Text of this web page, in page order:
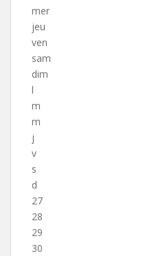
mer
jeu
ven
sam
dim
l
m
m
j
v
s
d
27
28
29
30